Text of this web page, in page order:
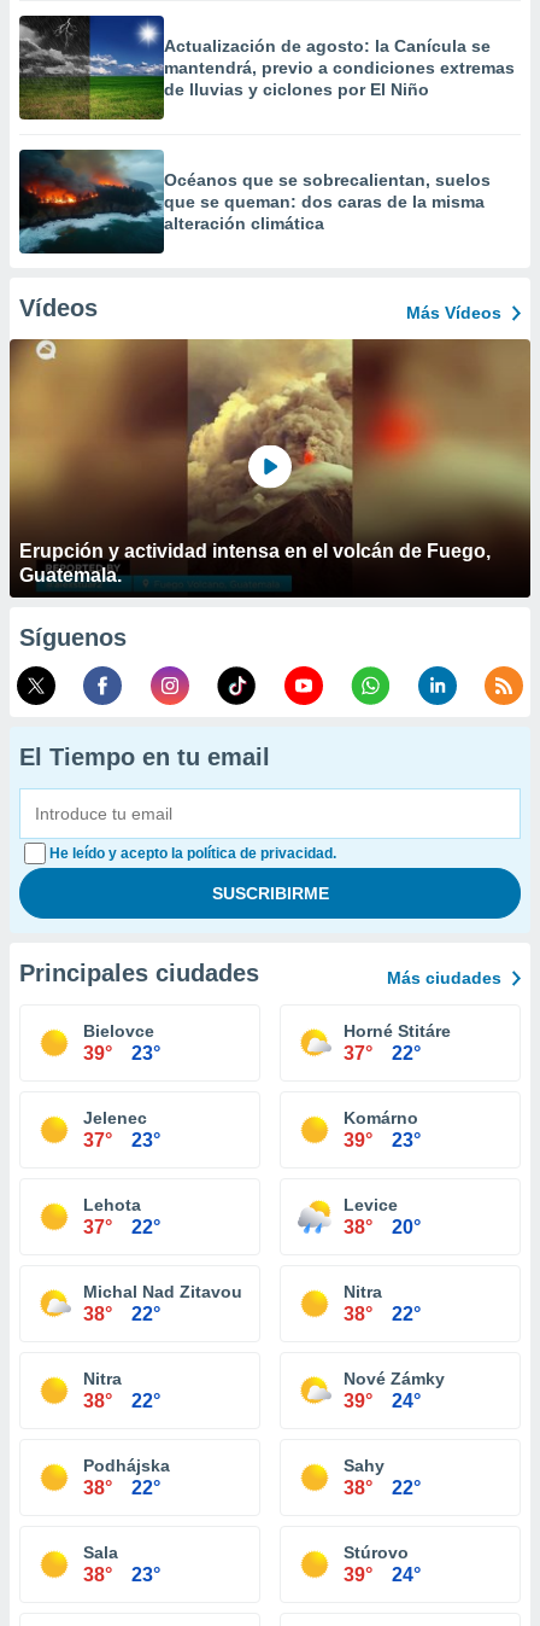
Actualización de agosto: la Canícula se
mantendrá, previo a condiciones extremas
de lluvias y ciclones por El Niño
Océanos que se sobrecalientan, suelos
que se queman: dos caras de la misma
alteración climática
Vídeos Más Vídeos
Erupción y actividad intensa en el volcán de Fuego,
Guatemala.
Síguenos
El Tiempo en tu email
He leído y acepto la política de privacidad.
Principales ciudades Más ciudades
Bielovce
39° 23°
Horné Stitáre
37° 22°
Jelenec
37° 23°
Komárno
39° 23°
Lehota
37° 22°
Levice
38° 20°
Michal Nad Zitavou
38° 22°
Nitra
38° 22°
Nitra
38° 22°
Nové Zámky
39° 24°
Podhájska
38° 22°
Sahy
38° 22°
Sala
38° 23°
Stúrovo
39° 24°